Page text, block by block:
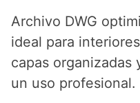
Archivo DWG
ideal para
capas organizadas
un uso profesional.